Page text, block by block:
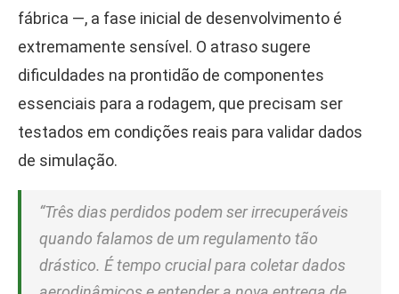
fábrica —, a fase inicial de desenvolvimento é
extremamente sensível. O atraso sugere
dificuldades na prontidão de componentes
essenciais para a rodagem, que precisam ser
testados em condições reais para validar dados
de simulação.
“Três dias perdidos podem ser irrecuperáveis
quando falamos de um regulamento tão
drástico. É tempo crucial para coletar dados